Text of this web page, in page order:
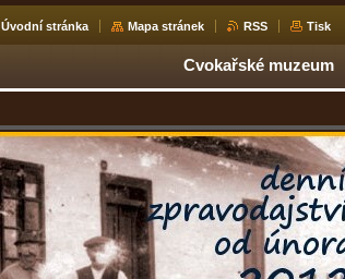
Úvodní stránka Mapa stránek RSS Tisk
Cvokařské muzeum